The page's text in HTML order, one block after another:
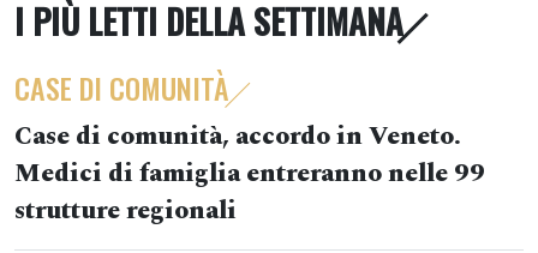
I PIÙ LETTI DELLA SETTIMANA
CASE DI COMUNITÀ
Case di comunità, accordo in Veneto.
Medici di famiglia entreranno nelle 99
strutture regionali